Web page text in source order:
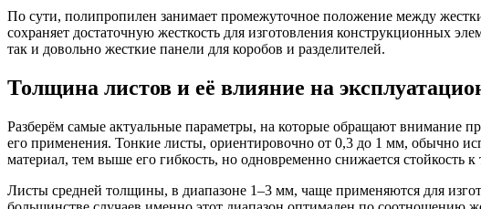
По сути, полипропилен занимает промежуточное положение между
сохраняет достаточную жесткость для изготовления конструкционных
так и довольно жесткие панели для коробов и разделителей.
Толщина листов и её влияние на
Разберём самые актуальные параметры, на которые обращают внимание
его применения. Тонкие листы, ориентировочно от 0,3 до 1 мм, обычно
материал, тем выше его гибкость, но одновременно снижается стойкость
Листы средней толщины, в диапазоне 1–3 мм, чаще применяются для